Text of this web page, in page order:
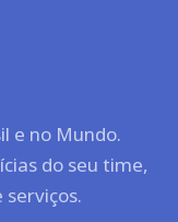
e no Mundo.
do seu time,